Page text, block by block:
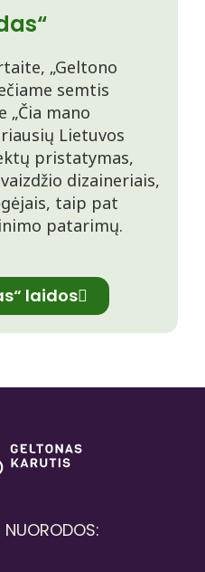
„Geltono
semtis
„Čia mano
Lietuvos
pristatymas,
dizaineriais,
taip pat
patarimų.
laidos